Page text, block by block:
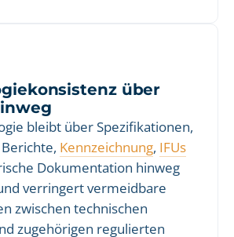
über
bleibt über Spezifikationen,
Kennzeichnung, IFUs
Dokumentation hinweg
verringert vermeidbare
zwischen technischen
zugehörigen regulierten